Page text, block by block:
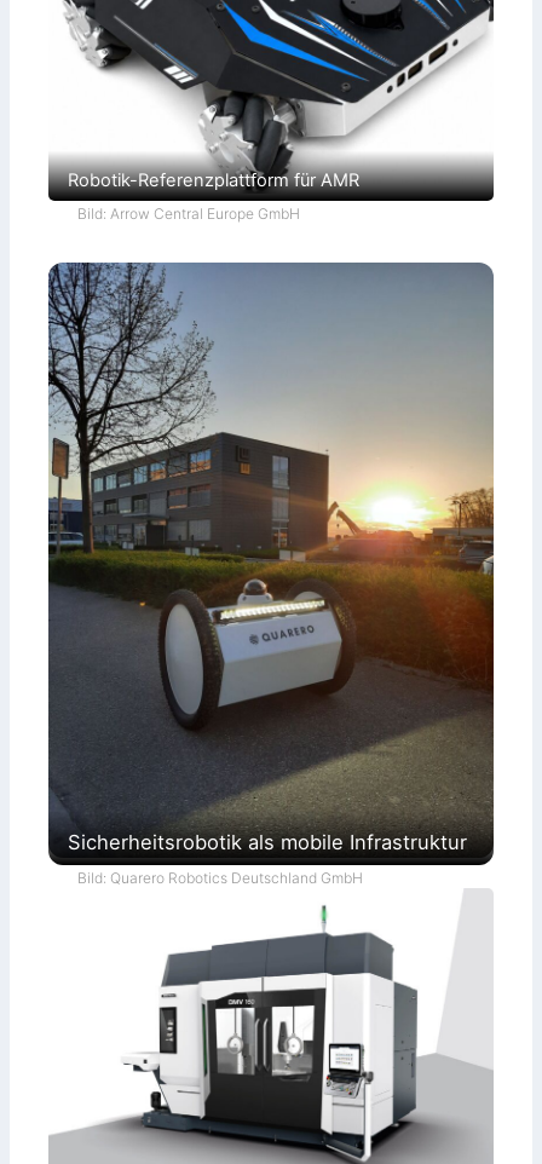
Robotik-Referenzplattform für AMR
Bild: Arrow Central Europe GmbH
Sicherheitsrobotik als mobile Infrastruktur
Bild: Quarero Robotics Deutschland GmbH